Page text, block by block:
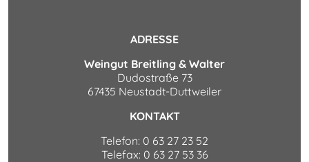
ADRESSE
Weingut Breitling & Walter
Dudostraße 73
67435 Neustadt-Duttweiler
KONTAKT
Telefon: 0 63 27 23 52
Telefax: 0 63 27 53 36